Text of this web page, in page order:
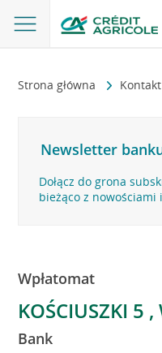
Strona główna
Newsletter
Dołącz do grona
bieżąco z nowościami
Wpłatomat
KOŚCIUSZKI 5
Bank